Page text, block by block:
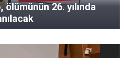
ölümünün 26. yılında